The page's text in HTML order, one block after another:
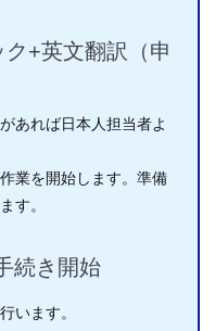
+英文翻訳（申
あれば日本人担当者よ
業を開始します。準備
す。
続き開始
います。